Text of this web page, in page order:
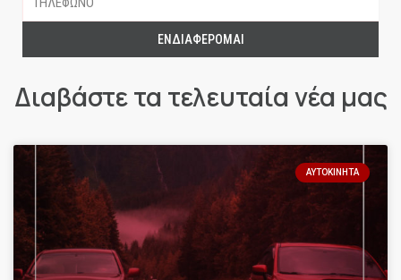
ΕΝΔΙΑΦΈΡΟΜΑΙ
Διαβάστε τα τελευταία νέα μας
ΑΥΤΟΚΊΝΗΤΑ